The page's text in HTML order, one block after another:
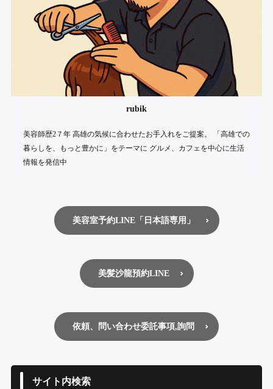
rubik
美容師歴2７年 高雄の気候に合わせたお手入れをご提案。 「高雄での
暮らしを、もっと豊かに」をテーマに グルメ、カフェを中心に生活
情報を発信中
美容室予約LINE「日本語専用」
美髪沙龍預約LINE
依頼、問い合わせ委託事項,詢問
サイト内検索